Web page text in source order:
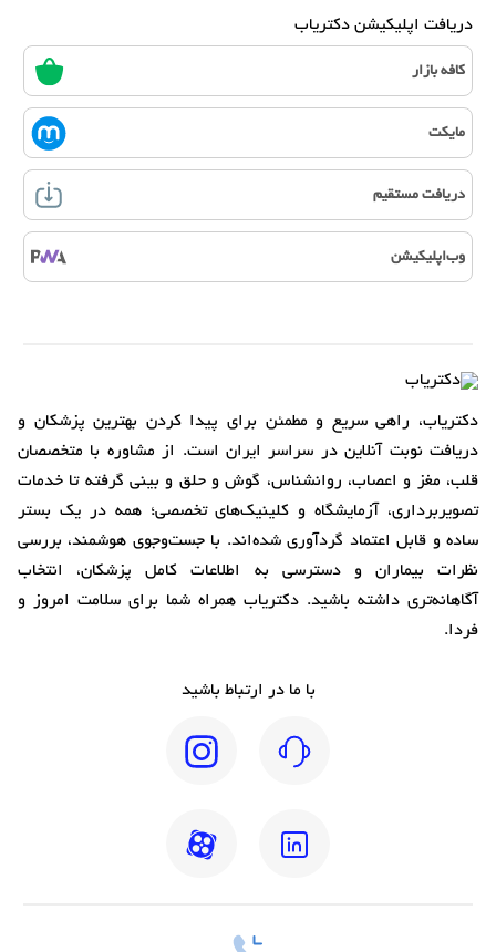
دریافت اپلیکیشن دکتریاب
کافه بازار
مایکت
دریافت مستقیم
وب‌اپلیکیشن
دکتریاب، راهی سریع و مطمئن برای پیدا کردن بهترین پزشکان و
دریافت نوبت آنلاین در سراسر ایران است. از مشاوره با متخصصان
قلب، مغز و اعصاب، روانشناس، گوش و حلق و بینی گرفته تا خدمات
تصویربرداری، آزمایشگاه و کلینیک‌های تخصصی؛ همه در یک بستر
ساده و قابل اعتماد گردآوری شده‌اند. با جست‌وجوی هوشمند، بررسی
نظرات بیماران و دسترسی به اطلاعات کامل پزشکان، انتخاب
آگاهانه‌تری داشته باشید. دکتریاب همراه شما برای سلامت امروز و
فردا.
با ما در ارتباط باشید